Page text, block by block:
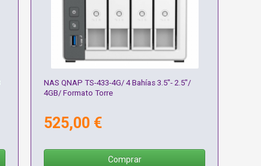
NAS QNAP TS-433-4G/ 4 Bahías 3.5"- 2.5"/
4GB/ Formato Torre
525,00 €
Comprar